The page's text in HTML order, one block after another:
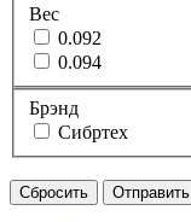
Вес
0.092
0.094
Брэнд
Сибртех
Сбросить Отправить